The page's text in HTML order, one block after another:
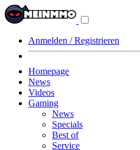
Anmelden / Registrieren
Homepage
News
Videos
Gaming
News
Specials
Best of
Service